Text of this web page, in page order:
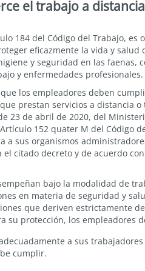
el trabajo a
184 del Código del Trabajo,
eficazmente la vida y
y seguridad en las faenas,
y enfermedades profesionales.
los empleadores deben
prestan servicios a distancia
23 de abril de 2020, del
152 quater M del Código
a sus organismos
citado decreto y de acuerdo
bajo la modalidad de
en materia de seguridad y
que deriven estrictamente
su protección, los empleadores
a sus
cumplir.